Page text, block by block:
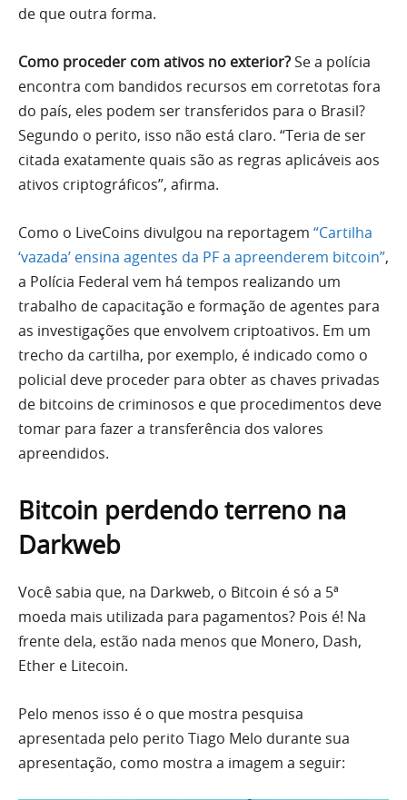
de que outra forma.
Como proceder com ativos no exterior?Se a polícia
encontra com bandidos recursos em corretotas fora
do país, eles podem ser transferidos para o Brasil?
Segundo o perito, isso não está claro. “Teria de ser
citada exatamente quais são as regras aplicáveis aos
ativos criptográficos”, afirma.
Como o LiveCoins divulgou na reportagem “Cartilha
‘vazada’ ensina agentes da PF a apreenderem bitcoin”,
a Polícia Federal vem há tempos realizando um
trabalho de capacitação e formação de agentes para
as investigações que envolvem criptoativos. Em um
trecho da cartilha, por exemplo, é indicado como o
policial deve proceder para obter as chaves privadas
de bitcoins de criminosos e que procedimentos deve
tomar para fazer a transferência dos valores
apreendidos.
Bitcoin perdendo terreno na
Darkweb
Você sabia que, na Darkweb, o Bitcoin é só a 5ª
moeda mais utilizada para pagamentos? Pois é! Na
frente dela, estão nada menos que Monero, Dash,
Ether e Litecoin.
Pelo menos isso é o que mostra pesquisa
apresentada pelo perito Tiago Melo durante sua
apresentação, como mostra a imagem a seguir: